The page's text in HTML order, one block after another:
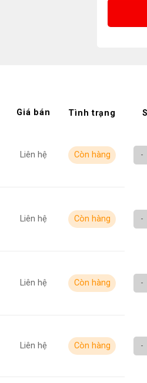
Giá bán Tình trạng
Liên hệ Còn hàng -
Liên hệ Còn hàng -
Liên hệ Còn hàng -
Liên hệ Còn hàng -